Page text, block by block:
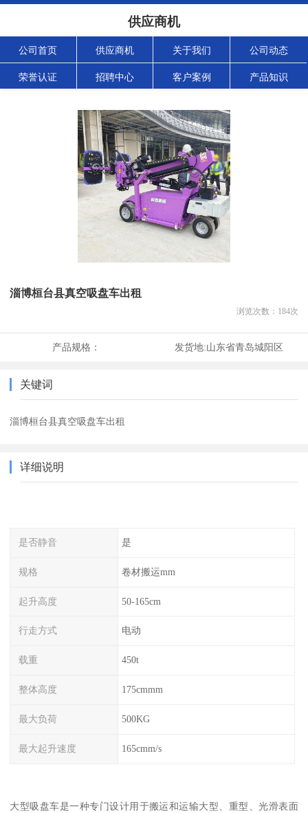
供应商机
公司首页 供应商机 关于我们 公司动态
荣誉认证 招聘中心 客户案例 产品知识
淄博桓台县真空吸盘车出租
浏览次数： 184次
产品规格： 发货地:山东省青岛城阳区
关键词
淄博桓台县真空吸盘车出租
详细说明
是否静音 是
规格 卷材搬运mm
起升高度 50-165cm
行走方式 电动
载重 450t
整体高度 175cmmm
最大负荷 500KG
最大起升速度 165cmm/s
大型吸盘车是一种专门设计用于搬运和运输大型、重型、光滑表面